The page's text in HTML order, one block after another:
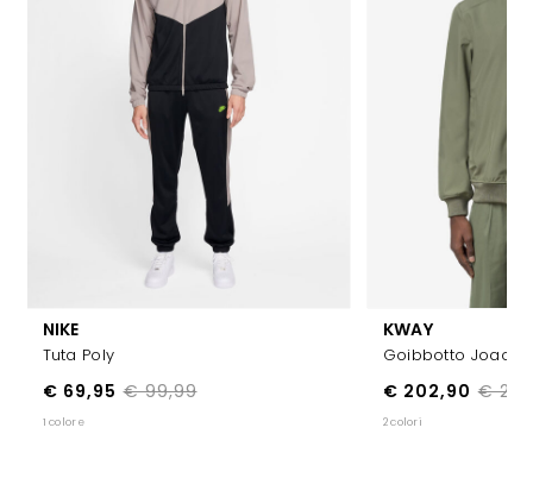
NIKE
Tuta Poly
€ 99,99
€ 69,95
1 colore
KWAY
Goibbotto
€
€ 202,90
2 colori